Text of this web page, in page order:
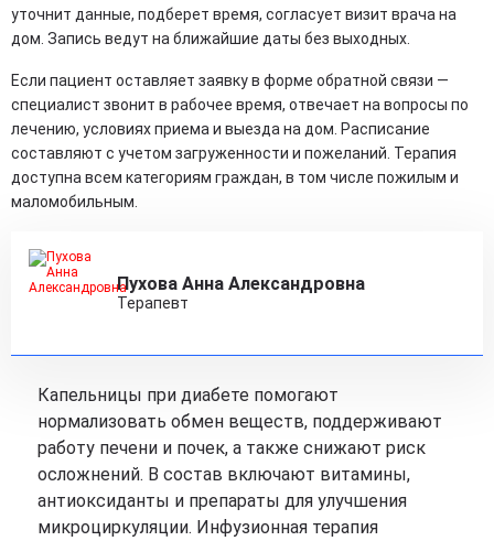
уточнит данные, подберет время, согласует визит врача на
дом. Запись ведут на ближайшие даты без выходных.
Если пациент оставляет заявку в форме обратной связи —
специалист звонит в рабочее время, отвечает на вопросы по
лечению, условиях приема и выезда на дом. Расписание
составляют с учетом загруженности и пожеланий. Терапия
доступна всем категориям граждан, в том числе пожилым и
маломобильным.
Пухова Анна Александровна
Терапевт
Капельницы при диабете помогают
нормализовать обмен веществ, поддерживают
работу печени и почек, а также снижают риск
осложнений. В состав включают витамины,
антиоксиданты и препараты для улучшения
микроциркуляции. Инфузионная терапия